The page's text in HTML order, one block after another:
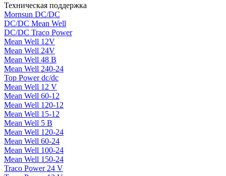
Техническая поддержка
Mornsun DC/DC
DC/DC Mean Well
DC/DC Traco Power
Mean Well 12V
Mean Well 24V
Mean Well 48 В
Mean Well 240-24
Top Power dc/dc
Mean Well 12 V
Mean Well 60-12
Mean Well 120-12
Mean Well 15-12
Mean Well 5 В
Mean Well 120-24
Mean Well 60-24
Mean Well 100-24
Mean Well 150-24
Traco Power 24 V